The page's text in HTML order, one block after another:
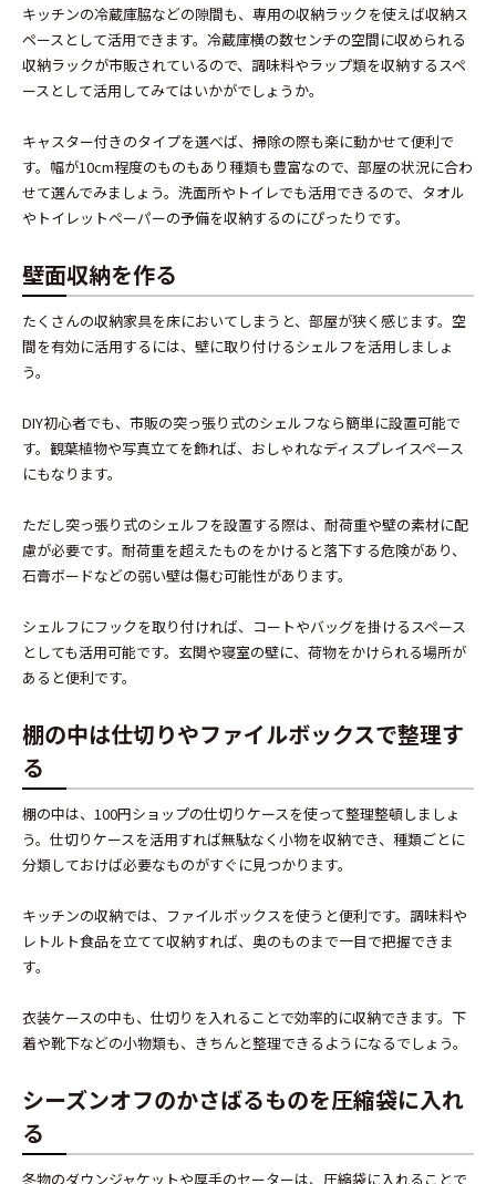
キッチンの冷蔵庫脇などの隙間も、専用の収納ラックを使えば収納ス
ペースとして活用できます。冷蔵庫横の数センチの空間に収められる
収納ラックが市販されているので、調味料やラップ類を収納するスペ
ースとして活用してみてはいかがでしょうか。
キャスター付きのタイプを選べば、掃除の際も楽に動かせて便利で
す。幅が10cm程度のものもあり種類も豊富なので、部屋の状況に合わ
せて選んでみましょう。洗面所やトイレでも活用できるので、タオル
やトイレットペーパーの予備を収納するのにぴったりです。
壁面収納を作る
たくさんの収納家具を床においてしまうと、部屋が狭く感じます。空
間を有効に活用するには、壁に取り付けるシェルフを活用しましょ
う。
DIY初心者でも、市販の突っ張り式のシェルフなら簡単に設置可能で
す。観葉植物や写真立てを飾れば、おしゃれなディスプレイスペース
にもなります。
ただし突っ張り式のシェルフを設置する際は、耐荷重や壁の素材に配
慮が必要です。耐荷重を超えたものをかけると落下する危険があり、
石膏ボードなどの弱い壁は傷む可能性があります。
シェルフにフックを取り付ければ、コートやバッグを掛けるスペース
としても活用可能です。玄関や寝室の壁に、荷物をかけられる場所が
あると便利です。
棚の中は仕切りやファイルボックスで整理す
る
棚の中は、100円ショップの仕切りケースを使って整理整頓しましょ
う。仕切りケースを活用すれば無駄なく小物を収納でき、種類ごとに
分類しておけば必要なものがすぐに見つかります。
キッチンの収納では、ファイルボックスを使うと便利です。調味料や
レトルト食品を立てて収納すれば、奥のものまで一目で把握できま
す。
衣装ケースの中も、仕切りを入れることで効率的に収納できます。下
着や靴下などの小物類も、きちんと整理できるようになるでしょう。
シーズンオフのかさばるものを圧縮袋に入れ
る
冬物のダウンジャケットや厚手のセーターは、圧縮袋に入れることで